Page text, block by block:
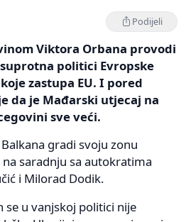
Podijeli
Viktora Orbana provodi
politici Evropske
zastupa EU. I pored
da je Mađarski utjecaj na
sve veći.
gradi svoju zonu
saradnju sa autokratima
i Milorad Dodik.
se u vanjskoj politici nije